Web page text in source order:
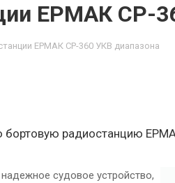
ЕРМАК СР-
ЕРМАК СР-360 УКВ диапазона
радиостанцию
судовое устройство,